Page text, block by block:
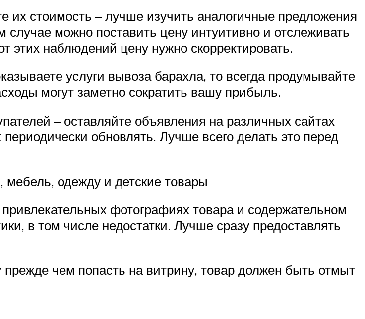
их стоимость – лучше изучить аналогичные предложения
можно поставить цену интуитивно и отслеживать
этих наблюдений цену нужно скорректировать.
услуги вывоза барахла, то всегда продумывайте
могут заметно сократить вашу прибыль.
– оставляйте объявления на различных сайтах
обновлять. Лучше всего делать это перед
мебель, одежду и детские товары
фотографиях товара и содержательном
в том числе недостатки. Лучше сразу предоставлять
чем попасть на витрину, товар должен быть отмыт